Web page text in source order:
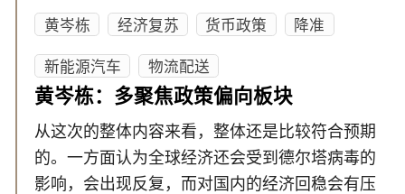
黄岑栋 经济复苏 货币政策
降准
新能源汽车
物流配送
黄岑栋：多聚焦政策偏向板块
从这次的整体内容来看，整体还是比较符合预期
的。一方面认为全球经济还会受到德尔塔病毒的
影响，会出现反复，而对国内的经济回稳会有压